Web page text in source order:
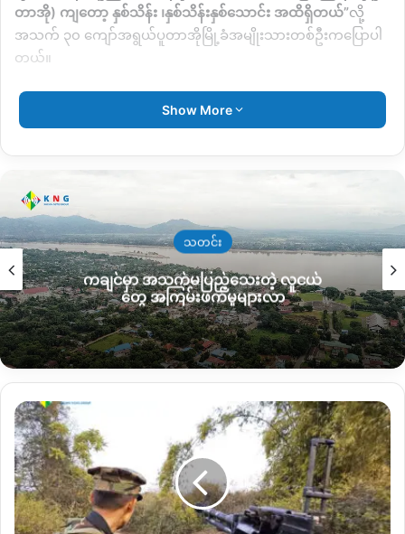
တာအို) ကျတော့ နှစ်သိန်း ၊နှစ်သိန်းနှစ်သောင်း အထိရှိတယ်”လို့
အသက် ၃၀ ကျော်အရွယ်ပူတာအိုမြို့ခံအမျိုးသားတစ်ဦးကပြောပါ
တယ်။
၂၀၂၄ ခုနှစ် စက်တင်ဘာလအထိ ပူတာအို
ပိုင်းမှာ အတက်အဆင်း ခရီးသည်တစ်ဦးကို ကားခ ကျပ် ၈၀၀၀၀(
မယ့်နောက်ပိုင်းတဖြေးဖြေးစျေးတက်လာပြီး လက်ရှိမှာ မြစ်ကြီးနား
က– ပူတာအိုအတက်ခရီးသည်တစ်ဦး ကျပ် ၂သိန်းကျော်အထိစျေး
တက်သွားတယ်လို့သိရပါတယ်။
ပူတာအို–မြစ်ကြီးနား ကားလမ်းပိုင်းကားခဈေးမြင့်သွားတာနဲ့
ပတ်သက်ပြီး ယင်းလမ်းပိုင်းမှာမောင်းနေတဲ့ကားသမားတစ်ဦးက
အခုလိုပြောပါတယ်။
“ခရီးသည်ကားတွေလည်းဂိတ်ကြေးအရမ်းပေးရတယ်။ကုန်ကား
နည်းတူပဲ မြစ်ကြီးနားအထွက်မှာတင် တစ်သိန်းနှစ်သိန်းပေးရတယ်
ကျွန်တော်တို့ကားသမားတွေ အတွက်အဆင်မပြေဘူးလေ”လို့ ကား
သမားတစ်ဦးကပြောပါတယ်။
ကားလမ်းပိုင်းဂိတ်ကြေးကောက်ရာမှာလည်း အဆင်းကားတွေထက်
အတက်ကားတွေကို ပိုပြီးတောင်းတာကြောင့် အတက်ခရီးသည်တွေ
Show More
သတင်း
ကချင်မှာ အသက်မပြည့်သေးတဲ့ လူငယ်
တွေ အကြမ်းဖက်မှုများလာ
အာဏာသိမ်း
ကာလ
၄
နှစ်
ကျော်
အတွင်း
စစ်